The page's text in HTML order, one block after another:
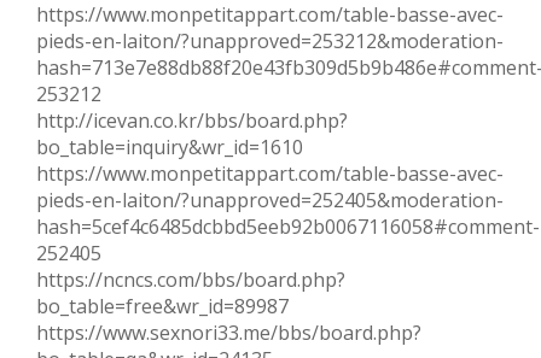
https://www.monpetitappart.com/table-basse-avec-
pieds-en-laiton/?unapproved=253212&moderation-
253212
http://icevan.co.kr/bbs/board.php?
bo_table=inquiry&wr_id=1610
https://www.monpetitappart.com/table-basse-avec-
pieds-en-laiton/?unapproved=252405&moderation-
hash=5cef4c6485dcbbd5eeb92b0067116058#comment-
252405
https://ncncs.com/bbs/board.php?
bo_table=free&wr_id=89987
https://www.sexnori33.me/bbs/board.php?